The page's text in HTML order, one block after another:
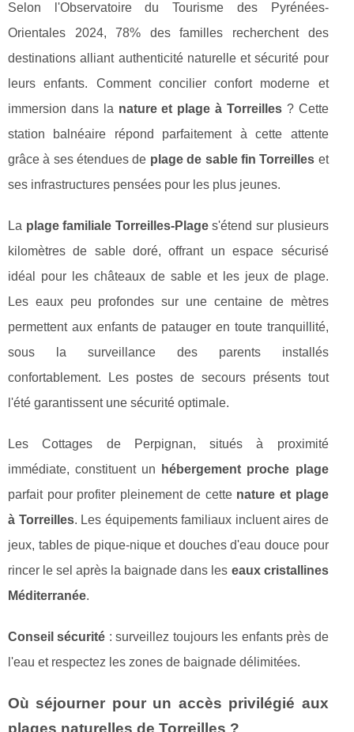
Selon l'Observatoire du Tourisme des Pyrénées-
Orientales 2024, 78% des familles recherchent des
destinations alliant authenticité naturelle et sécurité pour
leurs enfants. Comment concilier confort moderne et
immersion dans la nature et plage à Torreilles? Cette
station balnéaire répond parfaitement à cette attente
grâce à ses étendues de plage de sable fin Torreilles et
ses infrastructures pensées pour les plus jeunes.
La plage familiale Torreilles-Plages'étend sur plusieurs
kilomètres de sable doré, offrant un espace sécurisé
idéal pour les châteaux de sable et les jeux de plage.
Les eaux peu profondes sur une centaine de mètres
permettent aux enfants de patauger en toute tranquillité,
sous la surveillance des parents installés
confortablement. Les postes de secours présents tout
l'été garantissent une sécurité optimale.
Les Cottages de Perpignan, situés à proximité
immédiate, constituent un
hébergement proche plage
parfait pour profiter pleinement de cette nature et plage
à Torreilles. Les équipements familiaux incluent aires de
jeux, tables de pique-nique et douches d'eau douce pour
rincer le sel après la baignade dans les eaux cristallines
Méditerranée.
Conseil sécurité : surveillez toujours les enfants près de
l'eau et respectez les zones de baignade délimitées.
Où séjourner pour un accès privilégié aux
plages naturelles de Torreilles ?